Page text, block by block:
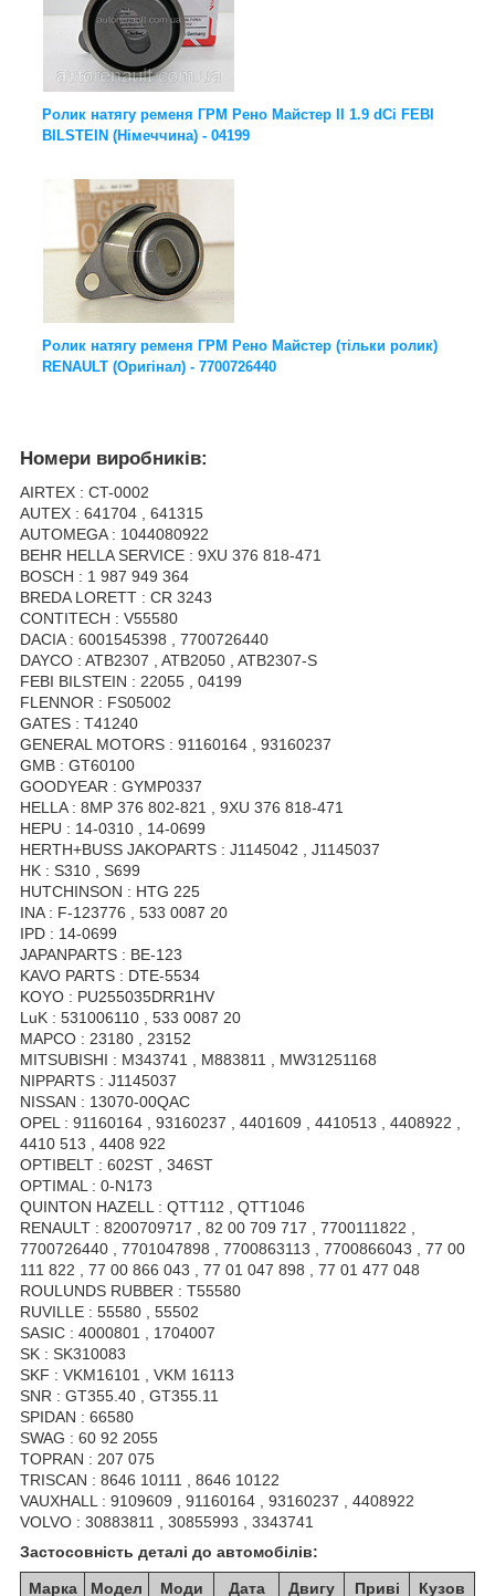
Ролик натягу ременя ГРМ Рено Майстер ІІ 1.9 dCi FEBI
BILSTEIN (Німеччина) - 04199
Ролик натягу ременя ГРМ Рено Майстер (тільки ролик)
RENAULT (Оригінал) - 7700726440
Номери виробників:
AIRTEX : CT-0002
AUTEX : 641704 , 641315
AUTOMEGA : 1044080922
BEHR HELLA SERVICE : 9XU 376 818-471
BOSCH : 1 987 949 364
BREDA LORETT : CR 3243
CONTITECH : V55580
DACIA : 6001545398 , 7700726440
DAYCO : ATB2307 , ATB2050 , ATB2307-S
FEBI BILSTEIN : 22055 , 04199
FLENNOR : FS05002
GATES : T41240
GENERAL MOTORS : 91160164 , 93160237
GMB : GT60100
GOODYEAR : GYMP0337
HELLA : 8MP 376 802-821 , 9XU 376 818-471
HEPU : 14-0310 , 14-0699
HERTH+BUSS JAKOPARTS : J1145042 , J1145037
HK : S310 , S699
HUTCHINSON : HTG 225
INA : F-123776 , 533 0087 20
IPD : 14-0699
JAPANPARTS : BE-123
KAVO PARTS : DTE-5534
KOYO : PU255035DRR1HV
LuK : 531006110 , 533 0087 20
MAPCO : 23180 , 23152
MITSUBISHI : M343741 , M883811 , MW31251168
NIPPARTS : J1145037
NISSAN : 13070-00QAC
OPEL : 91160164 , 93160237 , 4401609 , 4410513 , 4408922 ,
4410 513 , 4408 922
OPTIBELT : 602ST , 346ST
OPTIMAL : 0-N173
QUINTON HAZELL : QTT112 , QTT1046
RENAULT : 8200709717 , 82 00 709 717 , 7700111822 ,
7700726440 , 7701047898 , 7700863113 , 7700866043 , 77 00
111 822 , 77 00 866 043 , 77 01 047 898 , 77 01 477 048
ROULUNDS RUBBER : T55580
RUVILLE : 55580 , 55502
SASIC : 4000801 , 1704007
SK : SK310083
SKF : VKM16101 , VKM 16113
SNR : GT355.40 , GT355.11
SPIDAN : 66580
SWAG : 60 92 2055
TOPRAN : 207 075
TRISCAN : 8646 10111 , 8646 10122
VAUXHALL : 9109609 , 91160164 , 93160237 , 4408922
VOLVO : 30883811 , 30855993 , 3343741
Застосовність деталі до автомобілів:
Марка Модел Моди Дата Двигу Приві Кузов